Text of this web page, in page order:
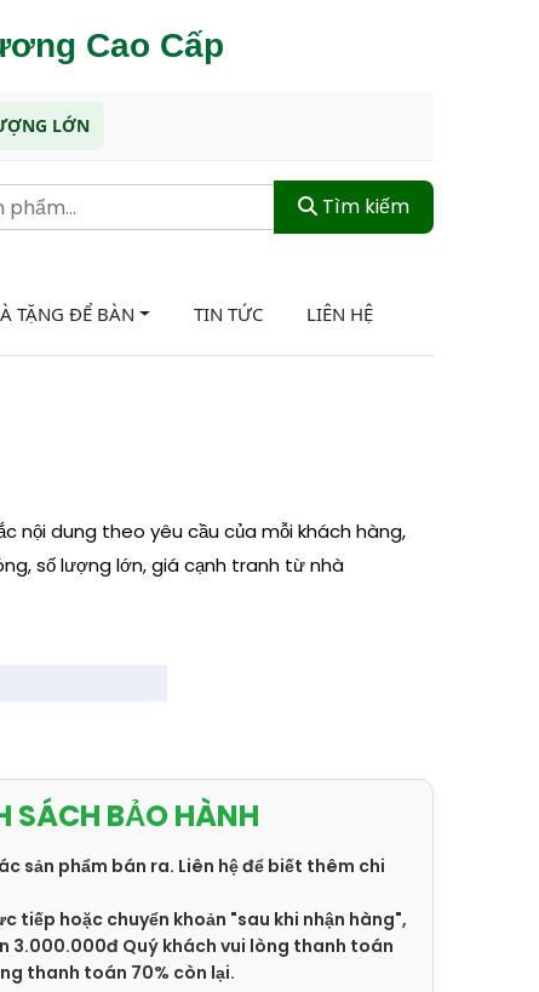
Cao Cấp
LỚN
Tìm kiếm
TẶNG ĐỂ BÀN TIN TỨC LIÊN HỆ
nội dung theo yêu cầu của mỗi khách hàng,
số lượng lớn, giá cạnh tranh từ nhà
SÁCH BẢO HÀNH
sản phẩm bán ra. Liên hệ để biết thêm chi
tiếp hoặc chuyển khoản "sau khi nhận hàng",
3.000.000đ Quý khách vui lòng thanh toán
thanh toán 70% còn lại.